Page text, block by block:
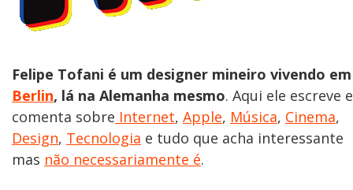
Felipe Tofani é um designer mineiro vivendo em
Berlin, lá na Alemanha mesmo. Aqui ele escreve e
comenta sobre Internet, Apple, Música, Cinema,
Design, Tecnologia e tudo que acha interessante
mas não necessariamente é.